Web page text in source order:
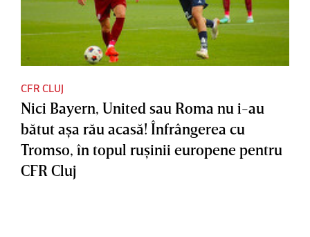
CFR CLUJ
Nici Bayern, United sau Roma nu i-au
bătut aşa rău acasă! Înfrângerea cu
Tromso, în topul ruşinii europene pentru
CFR Cluj